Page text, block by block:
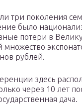
три поколения
было
потери в
множество
рублей.
здесь
через 10 лет
дача.